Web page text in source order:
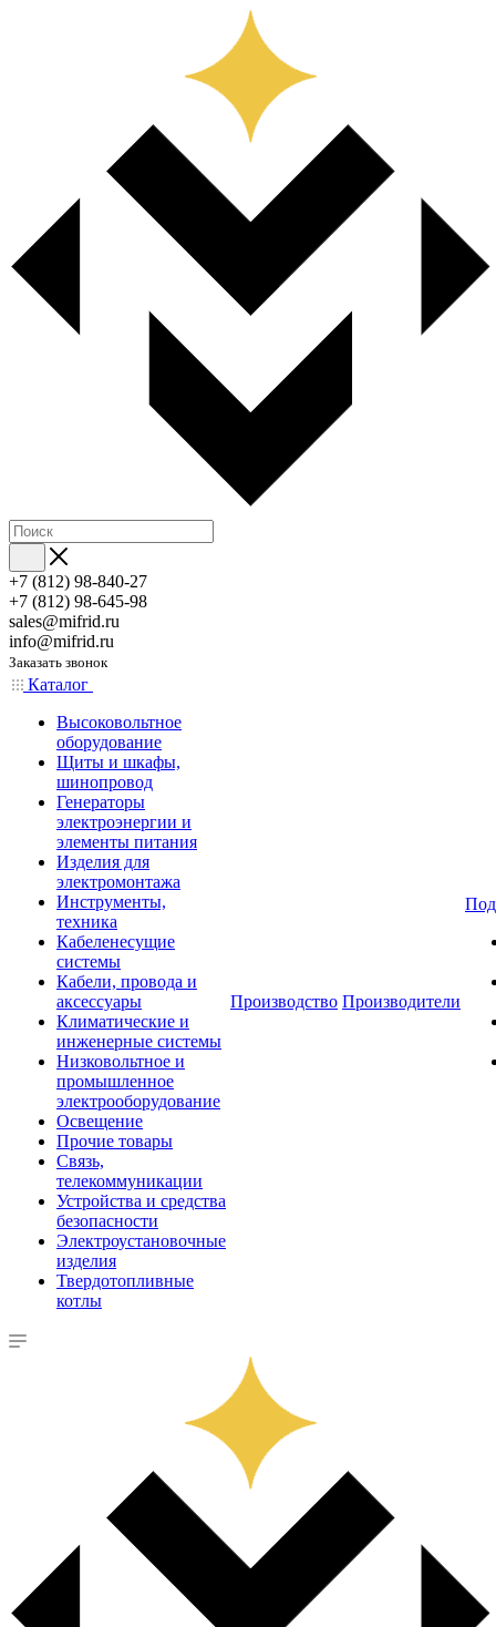
+7 (812) 98-840-27
+7 (812) 98-645-98
sales@mifrid.ru
info@mifrid.ru
Заказать звонок
Каталог
Высоковольтное
оборудование
Щиты и шкафы,
шинопровод
Генераторы
электроэнергии и
элементы питания
Изделия для
электромонтажа
Инструменты,
техника
Кабеленесущие
системы
Кабели, провода и
аксессуары
Климатические и
инженерные системы
Низковольтное и
промышленное
электрооборудование
Освещение
Прочие товары
Связь,
телекоммуникации
Устройства и средства
безопасности
Электроустановочные
изделия
Твердотопливные
котлы
Производство Производители